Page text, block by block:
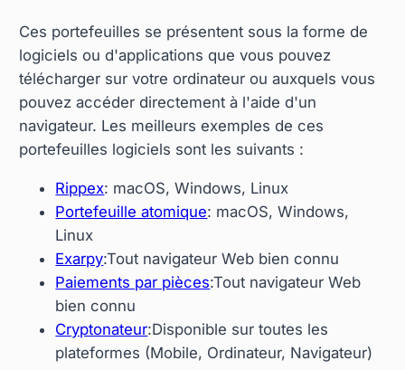
Ces portefeuilles se présentent sous la forme de
logiciels ou d'applications que vous pouvez
télécharger sur votre ordinateur ou auxquels vous
pouvez accéder directement à l'aide d'un
navigateur. Les meilleurs exemples de ces
portefeuilles logiciels sont les suivants :
Rippex: macOS, Windows, Linux
Portefeuille atomique: macOS, Windows,
Linux
Exarpy:Tout navigateur Web bien connu
Paiements par pièces:Tout navigateur Web
bien connu
Cryptonateur:Disponible sur toutes les
plateformes (Mobile, Ordinateur, Navigateur)